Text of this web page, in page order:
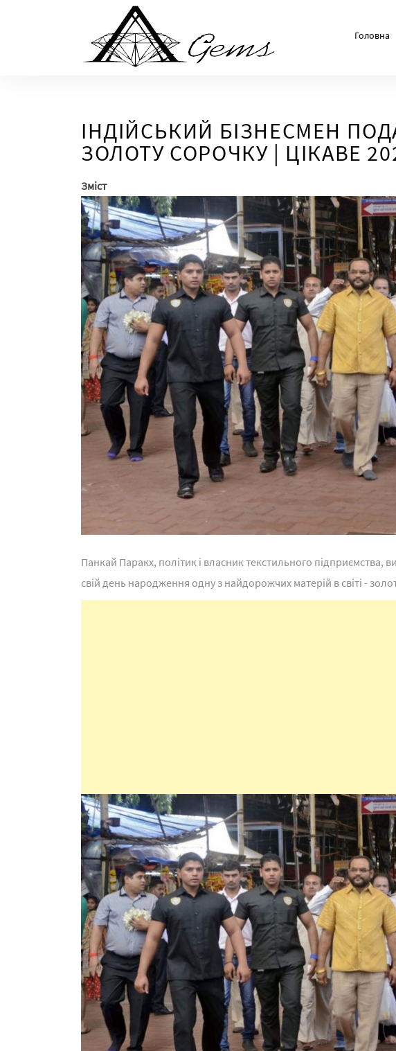
Головна
ІНДІЙСЬКИЙ БІЗНЕСМЕН
ЗОЛОТУ СОРОЧКУ | ЦІКАВЕ
Зміст
Панкай Паракх, політик і власник текстильного підприємства,
свій день народження одну з найдорожчих матерій в світі -